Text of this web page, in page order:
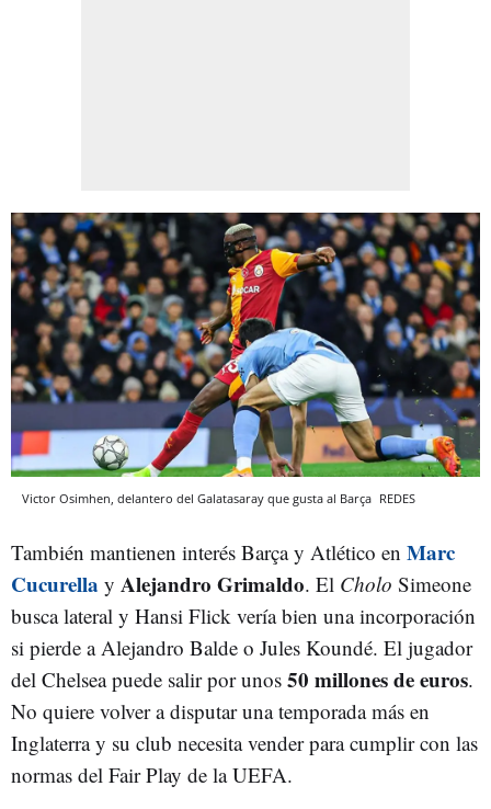
Victor Osimhen, delantero del Galatasaray que gusta al Barça REDES
También mantienen interés Barça y Atlético en Marc
Cucurella y Alejandro Grimaldo. El Cholo Simeone
busca lateral y Hansi Flick vería bien una incorporación
si pierde a Alejandro Balde o Jules Koundé. El jugador
del Chelsea puede salir por unos 50 millones de euros.
No quiere volver a disputar una temporada más en
Inglaterra y su club necesita vender para cumplir con las
normas del Fair Play de la UEFA.